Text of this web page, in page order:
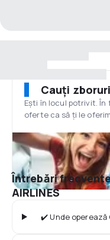
Cauți
Ești în locul potrivit.
oferte ca să ți le
Întrebări
AIRLINES
✔️ Unde operează